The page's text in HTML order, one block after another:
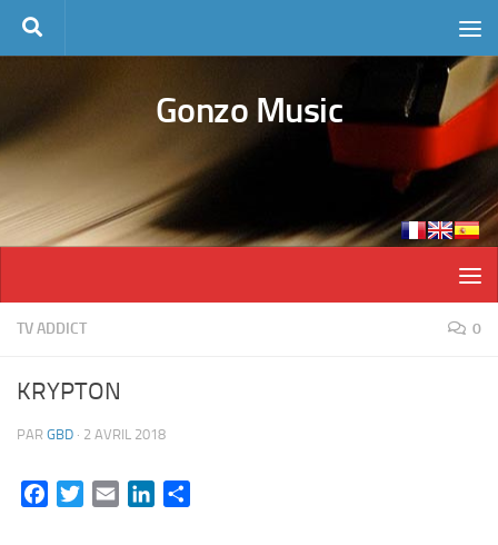
Skip to content
Gonzo Music
TV ADDICT 0
KRYPTON
PAR GBD · 2 AVRIL 2018
FacebookTwitterEmail LinkedIn